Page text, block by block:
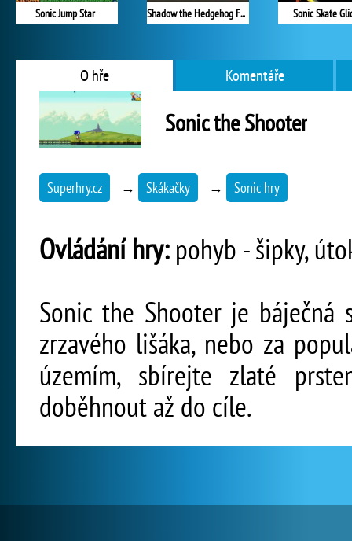
Sonic Jump Star Shadow the Hedgehog Flash Sonic Skate
O hře Komentáře
Sonic the Shooter
Superhry.cz → Skákačky → Sonic hry
Ovládání hry:pohyb - šipky,
Sonic the Shooter je báječná
zrzavého lišáka, nebo za
územím, sbírejte zlaté
doběhnout až do cíle.